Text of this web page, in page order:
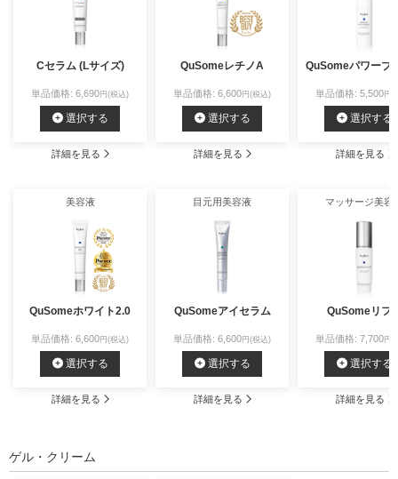
Cセラム (Lサイズ)
単品価格: 6,690円(税込)
選択する
詳細を見る
QuSomeレチノA
単品価格: 6,600円(税込)
選択する
詳細を見る
QuSomeパワーブ
単品価格: 5,500円(
選択する
詳細を見る
美容液
QuSomeホワイト2.0
単品価格: 6,600円(税込)
選択する
詳細を見る
目元用美容液
QuSomeアイセラム
単品価格: 6,600円(税込)
選択する
詳細を見る
マッサージ美容
QuSomeリフ
単品価格: 7,700円(
選択する
詳細を見る
ゲル・クリーム